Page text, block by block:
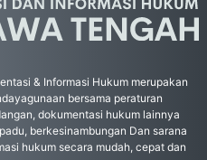
& Informasi Hukum merupakan
bersama peraturan
dokumentasi hukum lainnya
berkesinambungan Dan sarana
hukum secara mudah, cepat dan